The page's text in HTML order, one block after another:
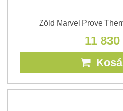
Zöld Marvel Prove
11